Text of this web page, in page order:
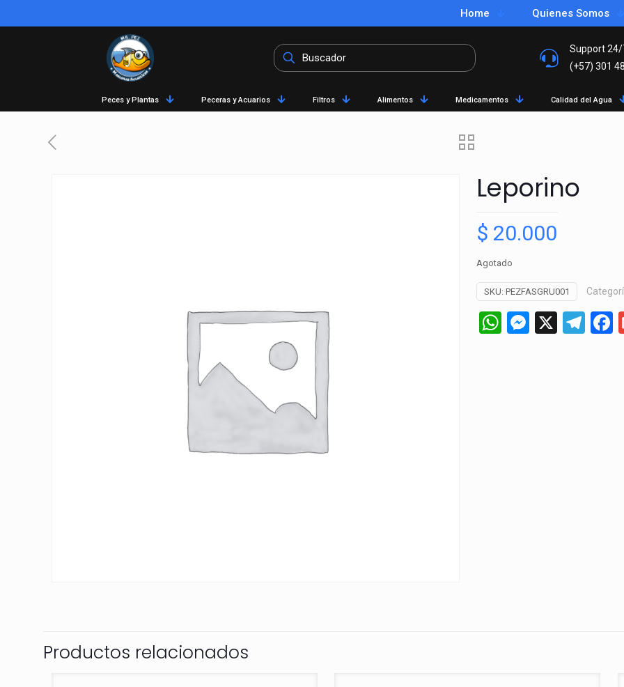
Home Quienes Somos
Support
(+57) 301
Peces y Plantas Peceras y Acuarios Filtros Alimentos Medicamentos Calidad del Agua
Leporino
$ 20.000
Agotado
SKU: PEZFASGRU001
WhatsApp
X
Productos relacionados